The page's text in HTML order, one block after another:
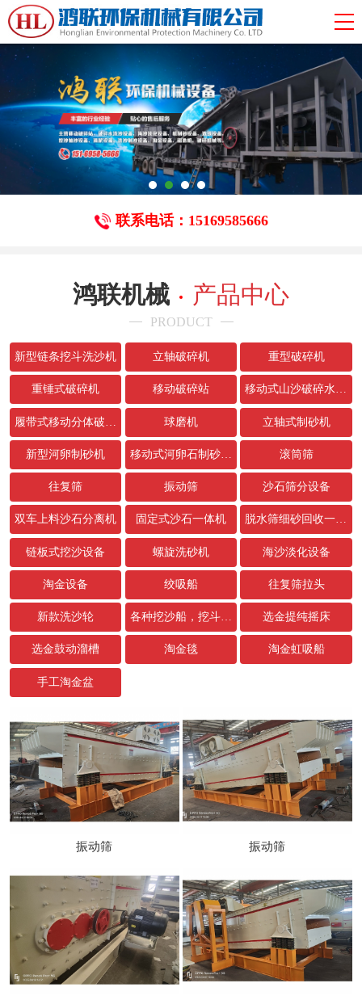
联系电话：15169585666
鸿联机械 产品中心
PRODUCT
新型链条挖斗洗沙机 立轴破碎机 重型破碎机
重锤式破碎机 移动破碎站 移动式山沙破碎水洗设备
球磨机 立轴式制砂机
新型河卵制砂机 移动式河卵石制砂生产线 滚筒筛
往复筛 振动筛 沙石筛分设备
双车上料沙石分离机 固定式沙石一体机 脱水筛细砂回收一体机
链板式挖沙设备 螺旋洗砂机 海沙淡化设备
淘金设备 绞吸船 往复筛拉头
新款洗沙轮 各种挖沙船，挖斗，链条配件 选金提纯摇床
选金鼓动溜槽 淘金毯 淘金虹吸船
手工淘金盆
振动筛 振动筛